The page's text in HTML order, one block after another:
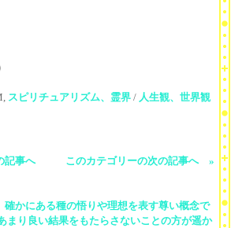
スピリチュアリズム、霊界 / 人生観、世界観
記事へ このカテゴリーの次の記事へ »
確かにある種の悟りや理想を表す尊い概念で
まり良い結果をもたらさないことの方が遥か